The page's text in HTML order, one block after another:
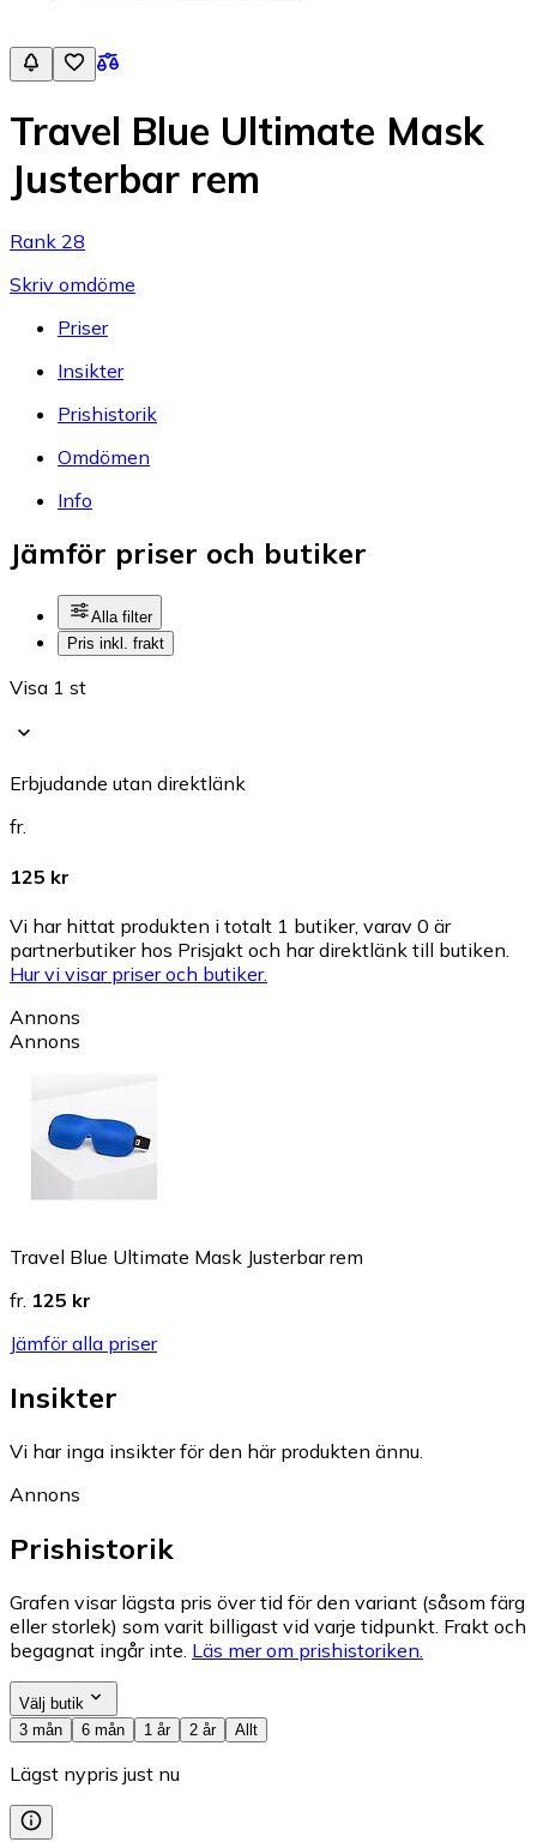
Travel Blue Ultimate Mask
Justerbar rem
Rank 28
Skriv omdöme
Priser
Insikter
Prishistorik
Omdömen
Info
Jämför priser och butiker
Alla filter
Pris inkl. frakt
Visa 1 st
Erbjudande utan direktlänk
fr.
125 kr
Vi har hittat produkten i totalt 1 butiker, varav 0 är
partnerbutiker hos Prisjakt och har direktlänk till butiken.
Hur vi visar priser och butiker.
Annons
Annons
Travel Blue Ultimate Mask Justerbar rem
fr. 125 kr
Jämför alla priser
Insikter
Vi har inga insikter för den här produkten ännu.
Annons
Prishistorik
Grafen visar lägsta pris över tid för den variant (såsom färg
eller storlek) som varit billigast vid varje tidpunkt. Frakt och
begagnat ingår inte. Läs mer om prishistoriken.
Välj butik
3 mån
6 mån 1 år 2 år Allt
Lägst nypris just nu